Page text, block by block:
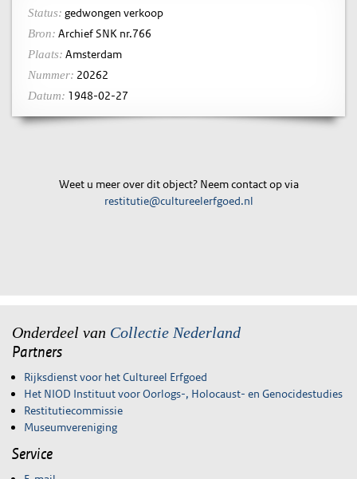
Status: gedwongen verkoop
Bron: Archief SNK nr.766
Plaats: Amsterdam
Nummer: 20262
Datum: 1948-02-27
Weet u meer over dit object? Neem contact op via
restitutie@cultureelerfgoed.nl
Onderdeel van Collectie Nederland
Partners
Rijksdienst voor het Cultureel Erfgoed
Het NIOD Instituut voor Oorlogs-, Holocaust- en Genocidestudies
Restitutiecommissie
Museumvereniging
Service